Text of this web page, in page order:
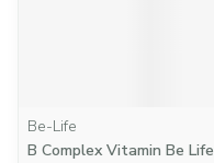
Be-Life
B Complex Vitamin Be Life